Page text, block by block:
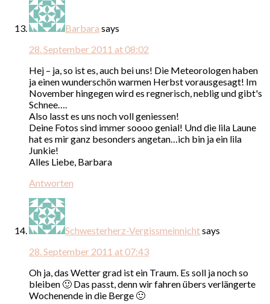
Barbara says
28. September 2011 at 08:02
Hej – ja, so ist es, auch bei uns! Die Meteorologen haben
ja einen wunderschön warmen Herbst vorausgesagt! Im
November hingegen wird es regnerisch, neblig und gibt's
Schnee….
Also lasst es uns noch voll geniessen!
Deine Fotos sind immer soooo genial! Und die lila Laune
hat es mir ganz besonders angetan…ich bin ja ein lila
Junkie!
Alles Liebe, Barbara
Antworten
Schwesterherz-Vergissmeinnichtsays
28. September 2011 at 07:43
Oh ja, das Wetter grad ist ein Traum. Es soll ja noch so
bleiben 🙂 Das passt, denn wir fahren übers verlängerte
Wochenende in die Berge 🙂